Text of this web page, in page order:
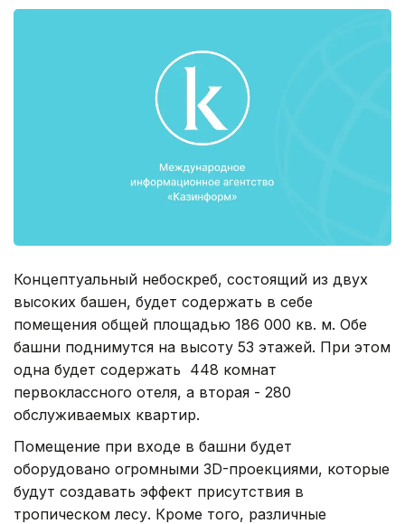
Концептуальный небоскреб, состоящий из двух
высоких башен, будет содержать в себе
помещения общей площадью 186 000 кв. м. Обе
башни поднимутся на высоту 53 этажей. При этом
одна будет содержать 448 комнат
первоклассного отеля, а вторая - 280
обслуживаемых квартир.
Помещение при входе в башни будет
оборудовано огромными 3D-проекциями, которые
будут создавать эффект присутствия в
тропическом лесу. Кроме того, различные